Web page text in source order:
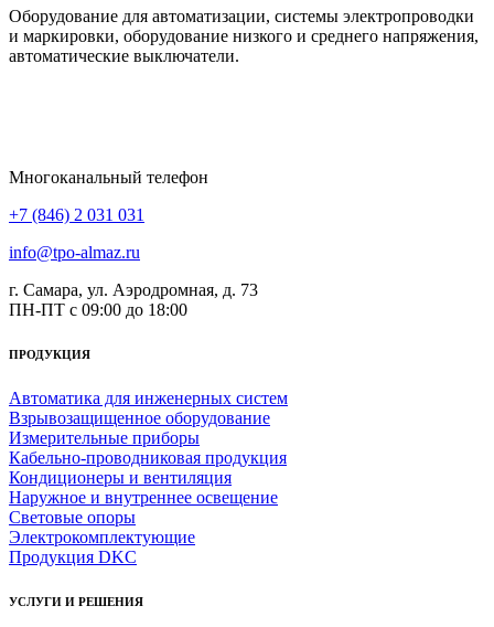
Оборудование для автоматизации, системы электропроводки
и маркировки, оборудование низкого и среднего напряжения,
автоматические выключатели.
Многоканальный телефон
+7 (846) 2 031 031
info@tpo-almaz.ru
г. Самара, ул. Аэродромная, д. 73
ПН-ПТ с 09:00 до 18:00
ПРОДУКЦИЯ
Автоматика для инженерных систем
Взрывозащищенное оборудование
Измерительные приборы
Кабельно-проводниковая продукция
Кондиционеры и вентиляция
Наружное и внутреннее освещение
Световые опоры
Электрокомплектующие
Продукция DKC
УСЛУГИ И РЕШЕНИЯ